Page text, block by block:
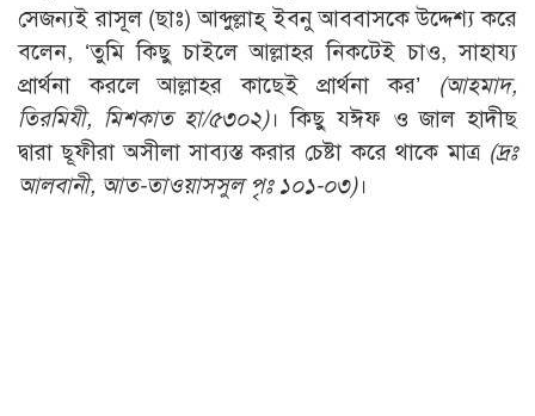
সেজন্যই রাসূল (ছাঃ) আব্দুল্লাহ্ ইবনু আববাসকে উদ্দেশ্য করে
বলেন, ‘তুমি কিছু চাইলে আল্লাহর নিকটেই চাও, সাহায্য
প্রার্থনা করলে আল্লাহর কাছেই প্রার্থনা কর’ (আহমাদ,
তিরমিযী, মিশকাত হা/৫৩০২)। কিছু যঈফ ও জাল হাদীছ
দ্বারা ছূফীরা অসীলা সাব্যস্ত করার চেষ্টা করে থাকে মাত্র (দ্রঃ
আলবানী, আত-তাওয়াসসুল পৃঃ ১০১-০৩)।